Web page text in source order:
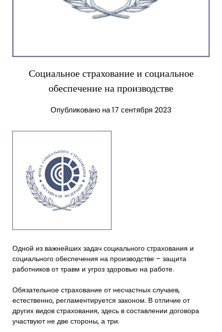
Социальное страхование и социальное
обеспечение на производстве
Опубликовано на 17 сентября 2023
Одной из важнейших задач социального страхования и
социального обеспечения на производстве – защита
работников от травм и угроз здоровью на работе.
Обязательное страхование от несчастных случаев,
естественно, регламентируется законом. В отличие от
других видов страхования, здесь в составлении договора
участвуют не две стороны, а три.